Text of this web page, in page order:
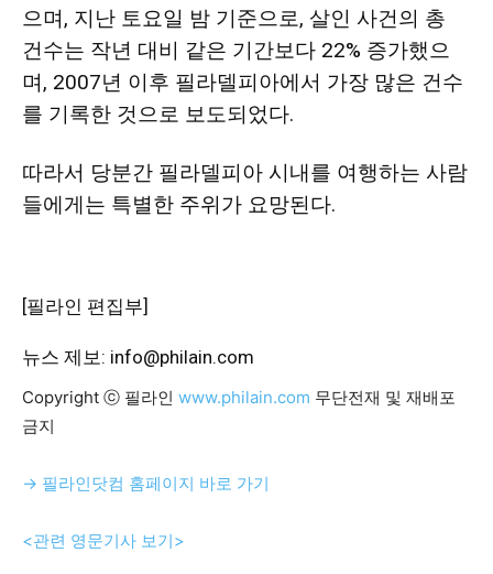
(PA/NJ/DE)
으며, 지난 토요일 밤 기준으로, 살인 사건의 총
건수는 작년 대비 같은 기간보다 22% 증가했으
며, 2007년 이후 필라델피아에서 가장 많은 건수
를 기록한 것으로 보도되었다.
따라서 당분간 필라델피아 시내를 여행하는 사람
들에게는 특별한 주위가 요망된다.
[필라인 편집부]
뉴스 제보: info@philain.com
Copyright ⓒ 필라인 www.philain.com 무단전재 및 재배포
금지
→ 필라인닷컴 홈페이지 바로 가기
<관련 영문기사 보기>